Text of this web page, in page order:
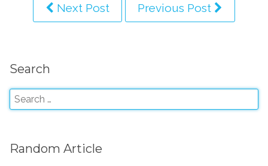
Next Post Previous Post
Search
Random Article